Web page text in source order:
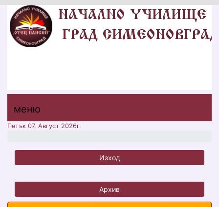
меню горно
меню
меню
Петък 07, Август 2026г.
Изход
Архив